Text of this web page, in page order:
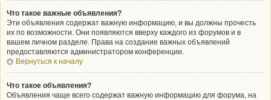
Что такое важные объявления?
Эти объявления содержат важную информацию, и вы должны прочесть
их по возможности. Они появляются вверху каждого из форумов и в
вашем личном разделе. Права на создание важных объявлений
предоставляются администратором конференции.
Вернуться к началу
Что такое объявления?
Объявления чаще всего содержат важную информацию для форума, на